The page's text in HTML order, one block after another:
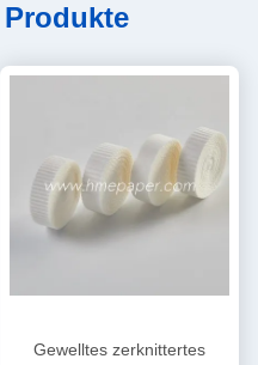
Gewelltes zerknittertes